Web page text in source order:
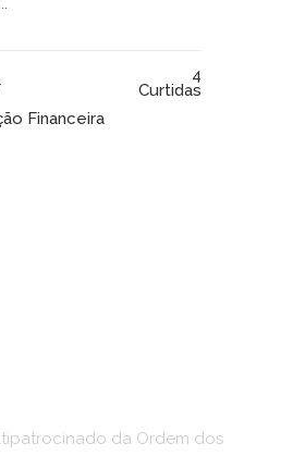
Financeira
4
Curtidas
da Ordem dos